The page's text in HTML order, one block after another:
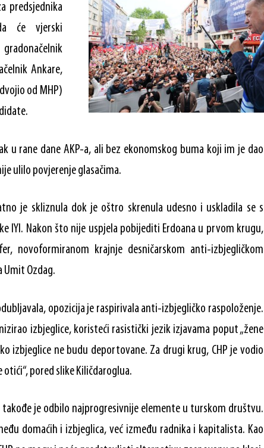
predsjednika
će vjerski
Ankare,
od MHP)
u rane dane AKP-a, ali bez ekonomskog buma koji im je dao
ulilo povjerenje glasačima.
je skliznula dok je oštro skrenula udesno i uskladila se s
IYI. Nakon što nije uspjela pobijediti Erdoana u prvom krugu,
novoformiranom krajnje desničarskom anti-izbjegličkom
Ozdag.
opozicija je raspirivala anti-izbjegličko raspoloženje.
izbjeglice, koristeći rasistički jezik izjavama poput „žene
izbjeglice ne budu deportovane. Za drugi krug, CHP je vodio
otići“, pored slike Kiličdaroglua.
je odbilo najprogresivnije elemente u turskom društvu.
domaćih i izbjeglica, već između radnika i kapitalista. Kao